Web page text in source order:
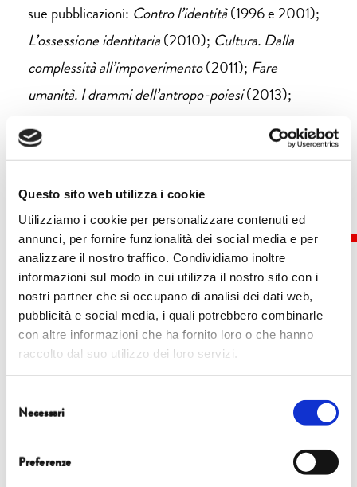
Questo sito web utilizza i cookie
Utilizziamo i cookie per personalizzare contenuti ed
annunci, per fornire funzionalità dei social media e per
analizzare il nostro traffico. Condividiamo inoltre
informazioni sul modo in cui utilizza il nostro sito con i
nostri partner che si occupano di analisi dei dati web,
pubblicità e social media, i quali potrebbero combinarle
con altre informazioni che ha fornito loro o che hanno
raccolto dal suo utilizzo dei loro servizi.
delNecessari
Preferenze
sue pubblicazioni: Contro l’identità(1996 e 2001);
L’ossessione identitaria(2010); Cultura. Dalla
complessità all’impoverimento(2011); Fare
umanità. I drammi dell’antropo-poiesi(2013);
Somiglianze. Una via per la convivenza
(2019).
Eventi